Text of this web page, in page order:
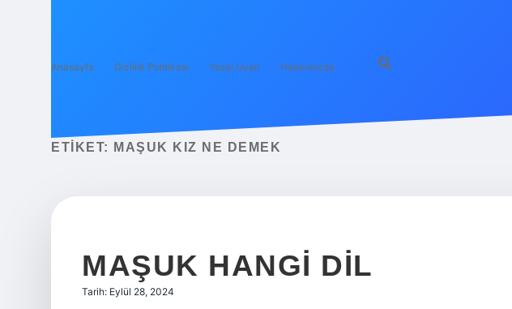
Anasayfa Gizlilik Politikası Yasal Uyarı Hakkımızda
ETIKET: MAŞUK KIZ NE DEMEK
MAŞUK HANGI DIL
Tarih: Eylül 28, 2024